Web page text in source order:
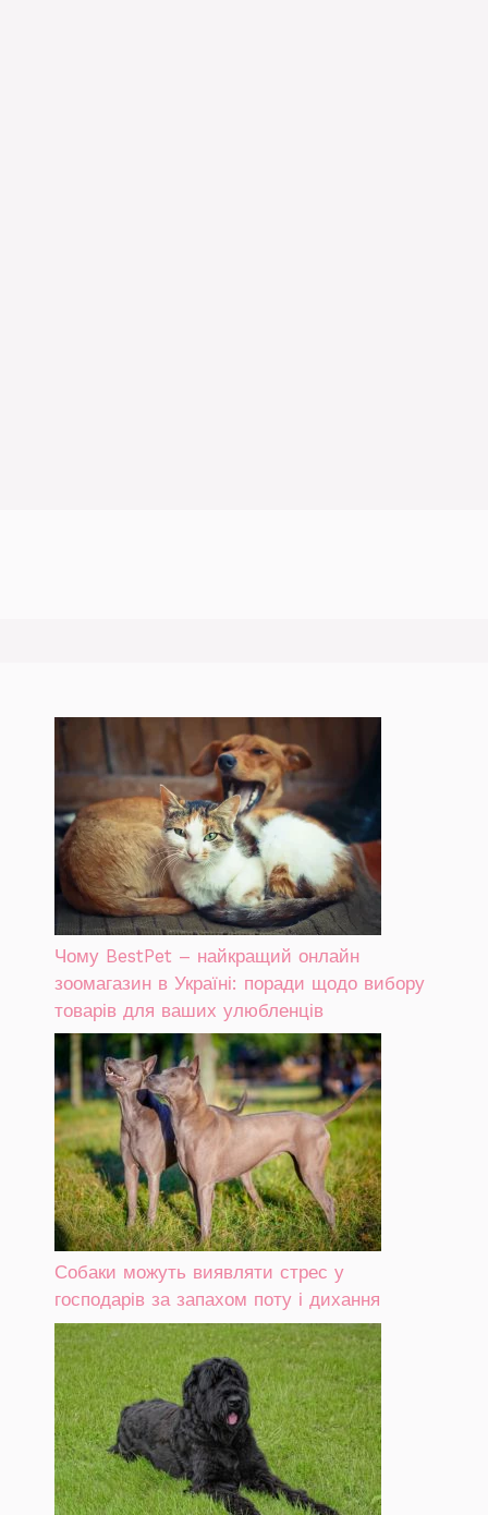
Чому BestPet – найкращий онлайн
зоомагазин в Україні: поради щодо вибору
товарів для ваших улюбленців
Собаки можуть виявляти стрес у
господарів за запахом поту і дихання